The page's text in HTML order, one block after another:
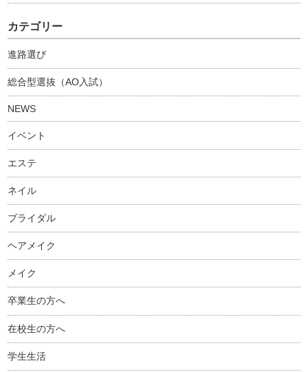
カテゴリー
進路選び
総合型選抜（AO入試）
NEWS
イベント
エステ
ネイル
ブライダル
ヘアメイク
メイク
卒業生の方へ
在校生の方へ
学生生活